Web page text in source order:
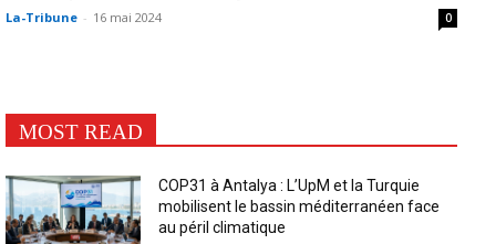
La-Tribune - 16 mai 2024 0
MOST READ
COP31 à Antalya : L’UpM et la Turquie
mobilisent le bassin méditerranéen face
au péril climatique